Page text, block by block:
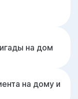
на дом
на дому и